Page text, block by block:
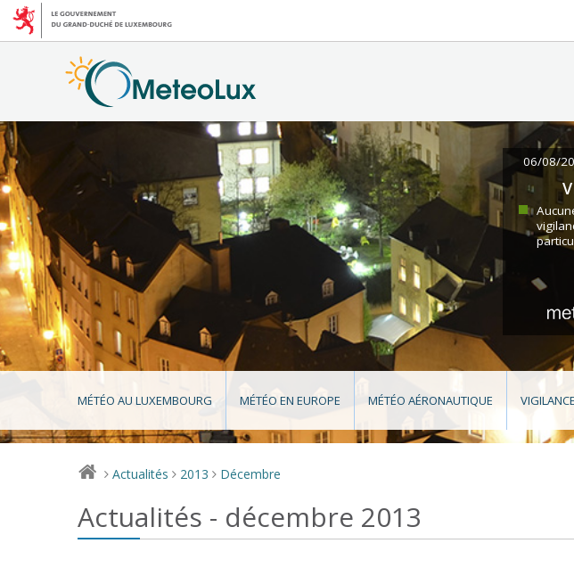
06/08/
MÉTÉO AU LUXEMBOURG MÉTÉO EN EUROPE MÉTÉO AÉRONAUTIQUE
> Actualités > 2013 > Décembre
Actualités - décembre 2013